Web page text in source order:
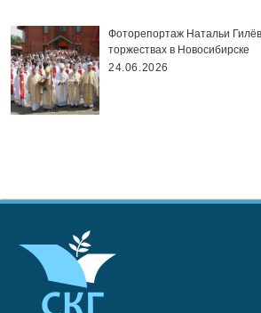
Фоторепортаж Натальи
торжествах в Новосибирске
24.06.2026